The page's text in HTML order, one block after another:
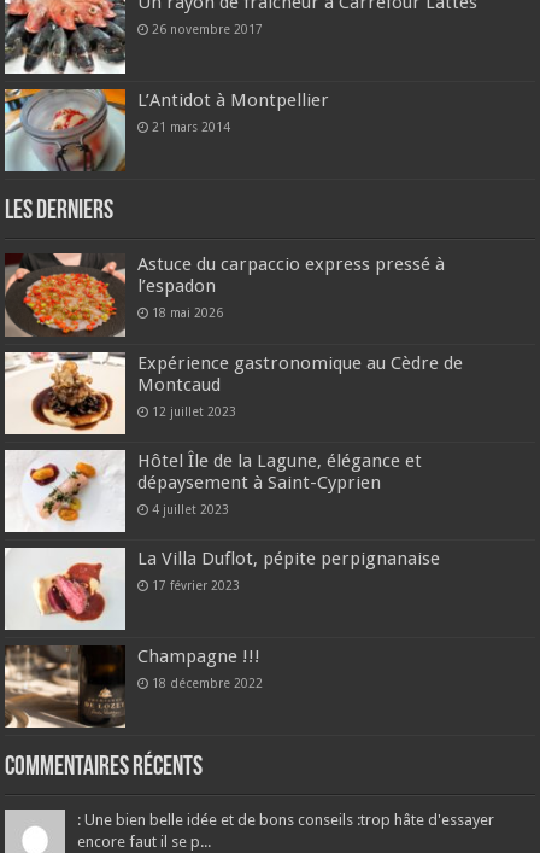
26 novembre 2017
L’Antidot à Montpellier
21 mars 2014
Les derniers
Astuce du carpaccio express pressé à
l’espadon
18 mai 2026
Expérience gastronomique au Cèdre de
Montcaud
12 juillet 2023
Hôtel Île de la Lagune, élégance et
dépaysement à Saint-Cyprien
4 juillet 2023
La Villa Duflot, pépite perpignanaise
17 février 2023
Champagne !!!
18 décembre 2022
Commentaires récents
: Une bien belle idée et de bons conseils :trop hâte d'essayer
encore faut il se p...